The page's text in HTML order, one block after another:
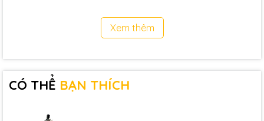
Máy Bắn Cos Laser 12 Tia Xanh KENPRO
cao.Trên pin có lỗ cắm sạc cho máy hoặc cắm điện sử dụng
Xem thêm
CÓ THỂ BẠN THÍCH